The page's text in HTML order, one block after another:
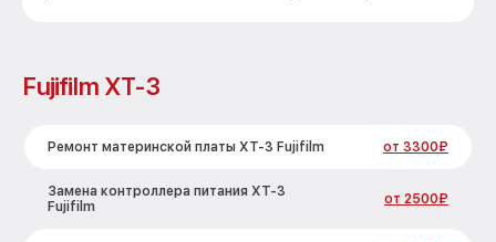
Fujifilm XT-3
Ремонт материнской платы XT-3 Fujifilm от 3300₽
Замена контроллера питания XT-3
Fujifilm
от 2500₽